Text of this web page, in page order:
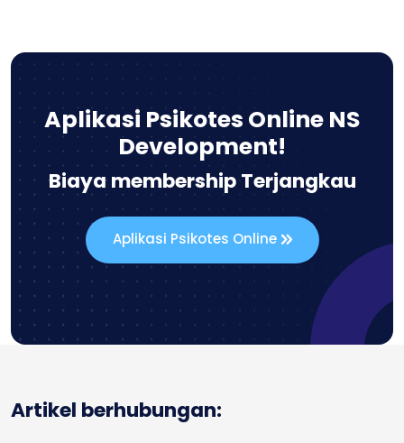
Aplikasi Psikotes Online NS
Development!
Biaya membership Terjangkau
Aplikasi Psikotes Online
Artikel berhubungan: